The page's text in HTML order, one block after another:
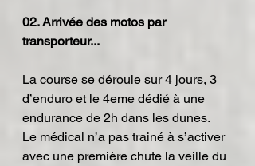
02. Arrivée des motos par
transporteur...
La course se déroule sur 4 jours, 3
d’enduro et le 4eme dédié à une
endurance de 2h dans les dunes.
Le médical n’a pas trainé à s’activer
avec une première chute la veille du